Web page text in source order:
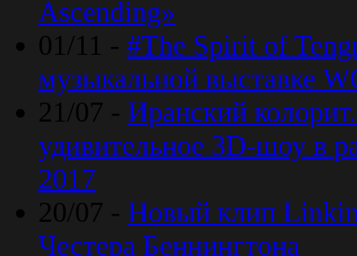
Ascending»
01/11 - #The Spirit of
музыкальной выставке
21/07 - Иранский
удивительное 3D-шоу в
2017
20/07 - Новый клип Linkin
Честера Беннингтона